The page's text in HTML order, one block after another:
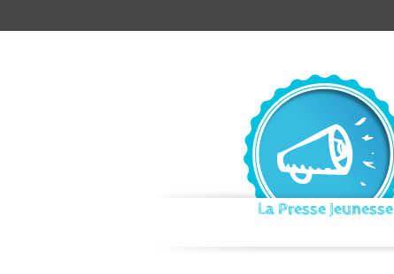
au
personnels
La Presse Jeunesse